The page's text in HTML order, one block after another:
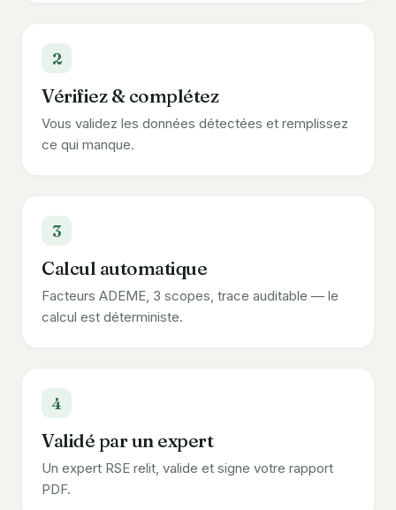
2
Vérifiez & complétez
Vous validez les données détectées et remplissez
ce qui manque.
3
Calcul automatique
Facteurs ADEME, 3 scopes, trace auditable — le
calcul est déterministe.
4
Validé par un expert
Un expert RSE relit, valide et signe votre rapport
PDF.